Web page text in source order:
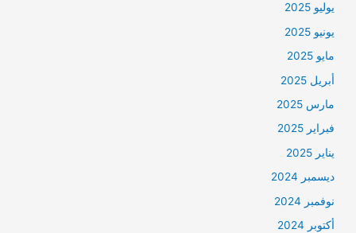
يوليو 2025
يونيو 2025
مايو 2025
أبريل 2025
مارس 2025
فبراير 2025
يناير 2025
ديسمبر 2024
نوفمبر 2024
أكتوبر 2024